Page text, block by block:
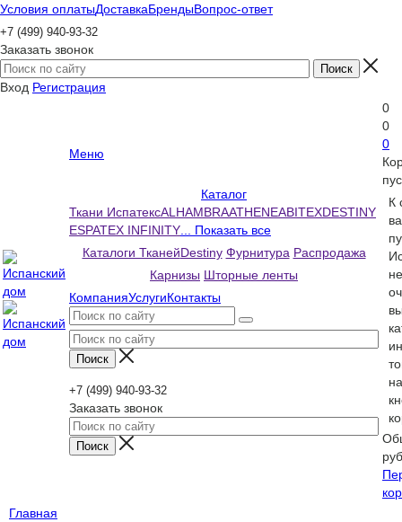
Условия оплатыДоставкаБрендыВопрос-ответ
+7 (499) 940-93-32
Заказать звонок
Вход Регистрация
Меню
Каталог
Ткани ИспатексALHAMBRAATHENEABITEXDESTINY
ESPATEX INFINITY ... Показать все
Каталоги ТканейDestiny Фурнитура Распродажа
Карнизы Шторные ленты
КомпанияУслугиКонтакты
+7 (499) 940-93-32
Заказать звонок
0
0
0
К
руб
Главная